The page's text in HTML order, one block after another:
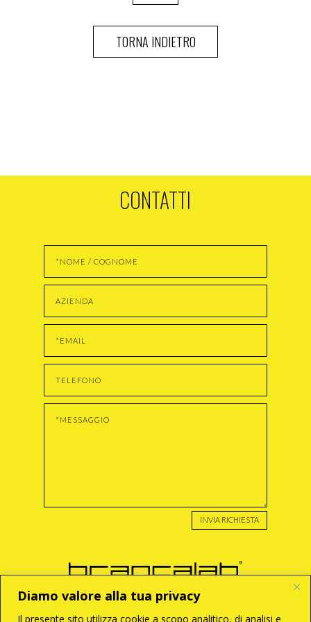
Diamo valore alla tua privacy
Il presente sito utilizza cookie a scopo analitico, di analisi e
CONTATTI
INVIA RICHIESTA